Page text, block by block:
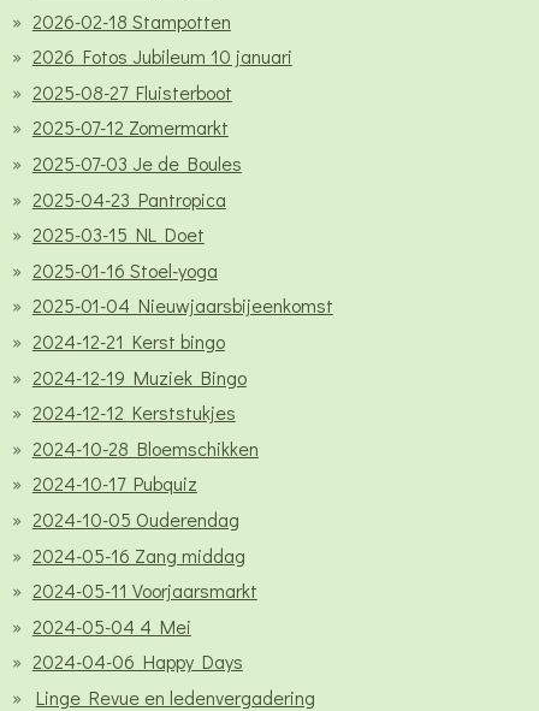
2026-02-18 Stampotten
2026 Fotos Jubileum 10 januari
2025-08-27 Fluisterboot
2025-07-12 Zomermarkt
2025-07-03 Je de Boules
2025-04-23 Pantropica
2025-03-15 NL Doet
2025-01-16 Stoel-yoga
2025-01-04 Nieuwjaarsbijeenkomst
2024-12-21 Kerst bingo
2024-12-19 Muziek Bingo
2024-12-12 Kerststukjes
2024-10-28 Bloemschikken
2024-10-17 Pubquiz
2024-10-05 Ouderendag
2024-05-16 Zang middag
2024-05-11 Voorjaarsmarkt
2024-05-04 4 Mei
2024-04-06 Happy Days
Linge Revue en ledenvergadering